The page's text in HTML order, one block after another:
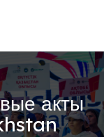
акты